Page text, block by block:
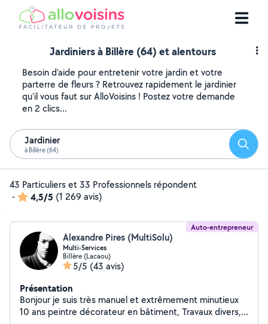
Jardiniers à Billère (64) et alentours
Besoin d'aide pour entretenir votre jardin et votre
parterre de fleurs ? Retrouvez rapidement le jardinier
qu'il vous faut sur AlloVoisins ! Postez votre demande
en 2 clics...
Jardinier
à Billère (64)
43 Particuliers et 33 Professionnels répondent
-
4,5/5 (1 269 avis)
Auto-entrepreneur
Alexandre Pires (MultiSolu)
Multi-Services
Billère (Lacaou)
5/5 (43 avis)
Présentation
Bonjour je suis très manuel et extrêmement minutieux
10 ans peintre décorateur en bâtiment, Travaux divers,